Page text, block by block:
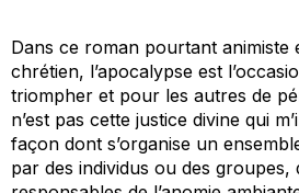
Dans ce roman pourtant animiste
chrétien, l’apocalypse est
triompher et pour les autres de
n’est pas cette justice divine qui
façon dont s’organise un
par des individus ou des groupes,